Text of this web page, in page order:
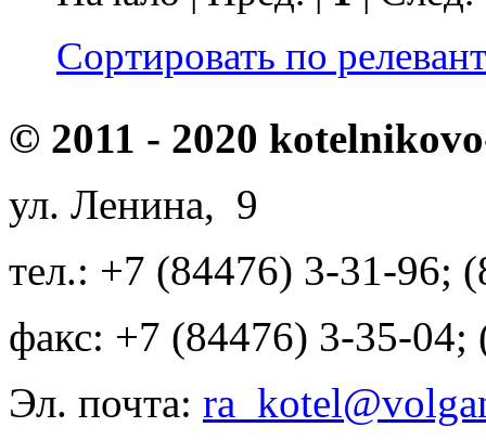
Сортировать по
© 2011 - 2020
ул. Ленина, 9
тел.: +7 (84476) 3-31-96;
факс: +7 (84476) 3-35-04;
Эл. почта: